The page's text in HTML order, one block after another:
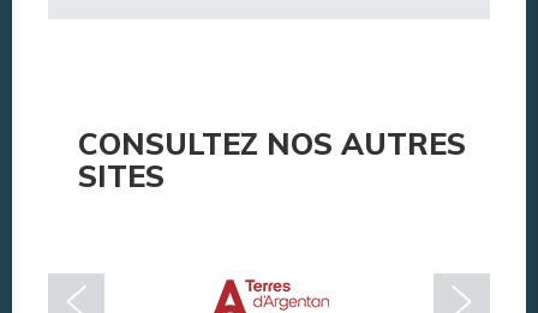
CONSULTEZ NOS AUTRES
SITES